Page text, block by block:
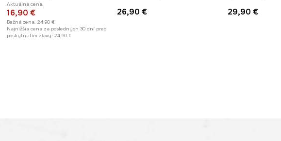
Aktuálna cena:
16,90 €
Bežná cena: 24,90 €
Najnižšia cena za posledných 30 dní pred
poskytnutím zľavy: 24,90 €
26,90 €
29,90 €